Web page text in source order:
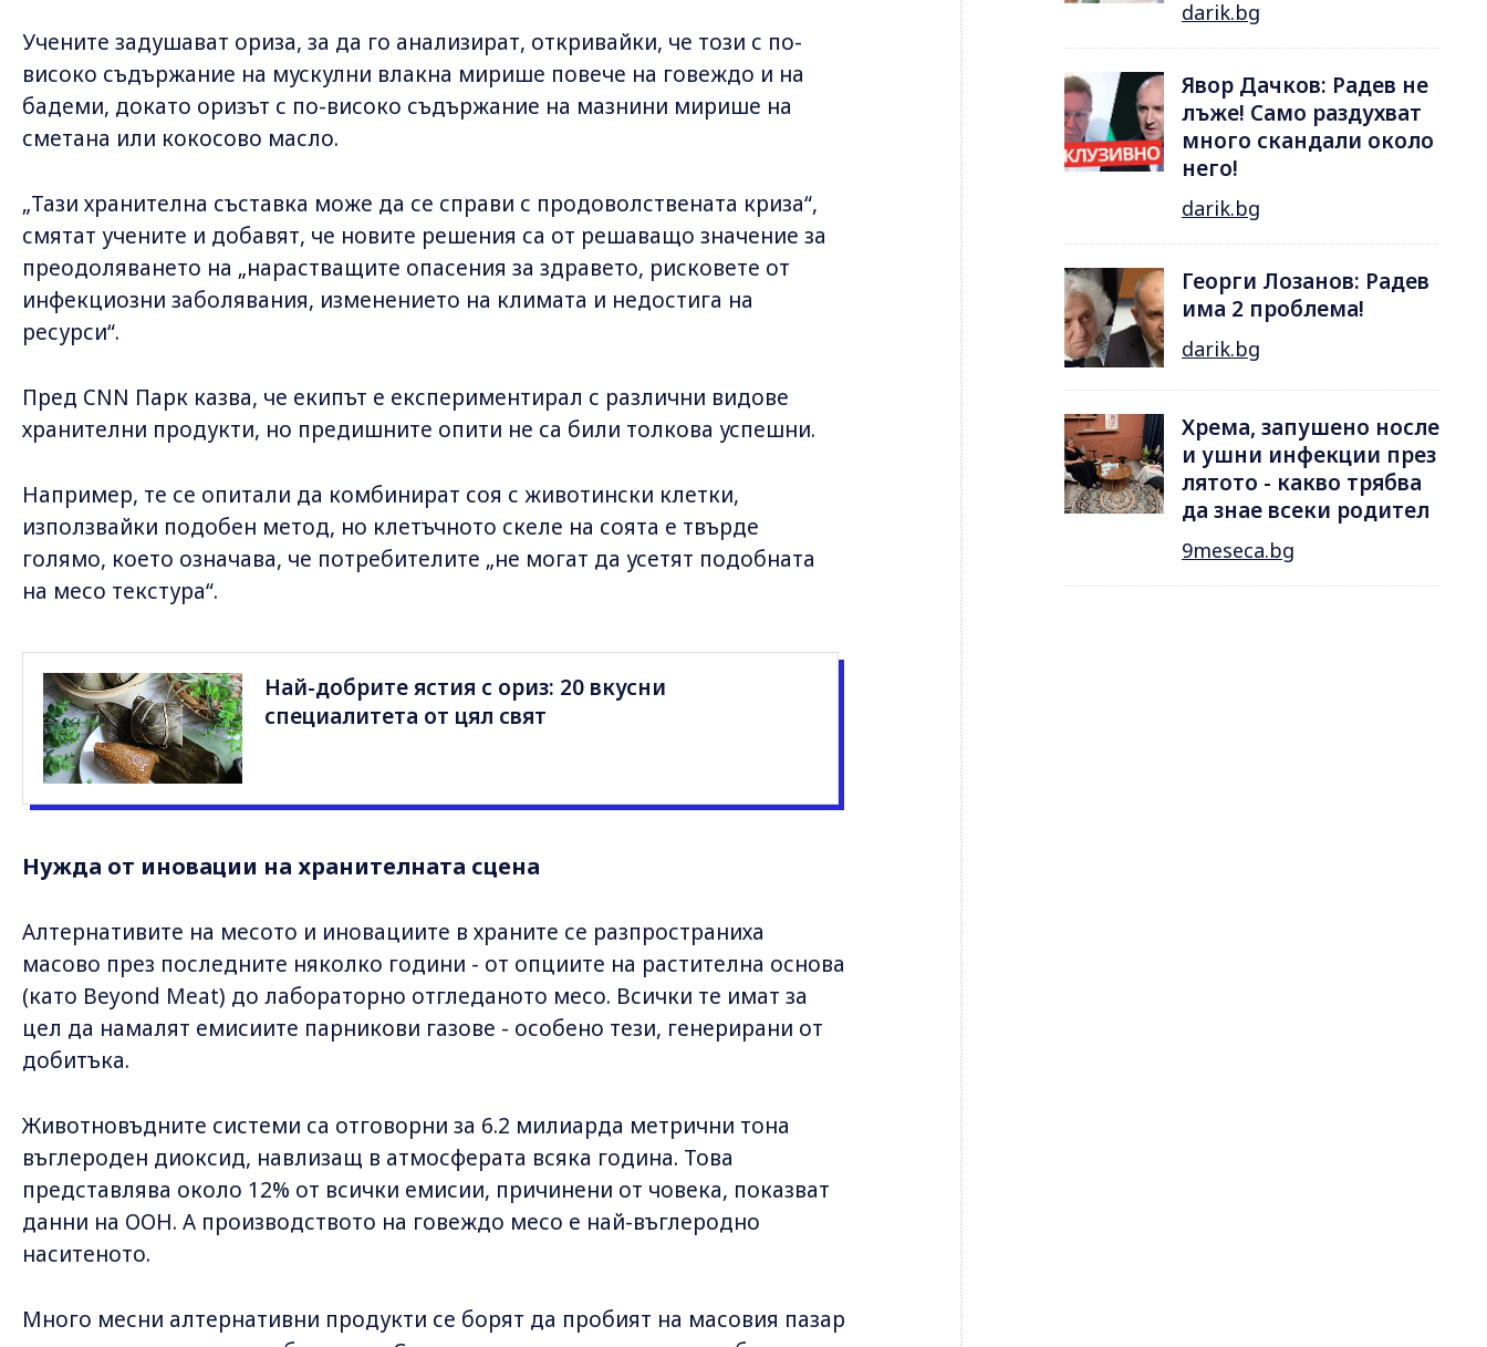
Учените задушават ориза, за да го анализират, откривайки, че този с по-
високо съдържание на мускулни влакна мирише повече на говеждо и на
бадеми, докато оризът с по-високо съдържание на мазнини мирише на
сметана или кокосово масло.
„Тази хранителна съставка може да се справи с продоволствената криза“,
смятат учените и добавят, че новите решения са от решаващо значение за
преодоляването на „нарастващите опасения за здравето, рисковете от
инфекциозни заболявания, изменението на климата и недостига на
ресурси“.
Пред CNN Парк казва, че екипът е експериментирал с различни видове
хранителни продукти, но предишните опити не са били толкова успешни.
Например, те се опитали да комбинират соя с животински клетки,
използвайки подобен метод, но клетъчното скеле на соята е твърде
голямо, което означава, че потребителите „не могат да усетят подобната
на месо текстура“.
Най-добрите ястия с ориз: 20 вкусни
специалитета от цял свят
Нужда от иновации на хранителната сцена
Алтернативите на месото и иновациите в храните се разпространиха
масово през последните няколко години - от опциите на растителна основа
(като Beyond Meat) до лабораторно отгледаното месо. Всички те имат за
цел да намалят емисиите парникови газове - особено тези, генерирани от
добитъка.
Животновъдните системи са отговорни за 6.2 милиарда метрични тона
въглероден диоксид, навлизащ в атмосферата всяка година. Това
представлява около 12% от всички емисии, причинени от човека, показват
данни на ООН. А производството на говеждо месо е най-въглеродно
наситеното.
Много месни алтернативни продукти се борят да пробият на масовия пазар
darik.bg
Явор Дачков: Радев не
лъже! Само раздухват
много скандали около
него!
darik.bg
Георги Лозанов: Радев
има 2 проблема!
darik.bg
Хрема, запушено носле
и ушни инфекции през
лятотo - какво трябва
да знае всеки родител
9meseca.bg